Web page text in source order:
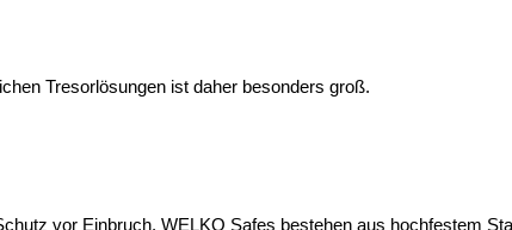
Tresorlösungen ist daher besonders groß.
vor Einbruch. WELKO Safes bestehen aus hochfestem